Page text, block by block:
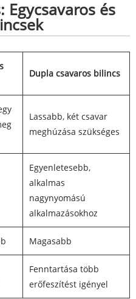
Egycsavaros és
Dupla csavaros bilincs
Lassabb, két csavar
meghúzása szükséges
Egyenletesebb,
alkalmas
nagynyomású
alkalmazásokhoz
Magasabb
Fenntartása több
erőfeszítést igényel